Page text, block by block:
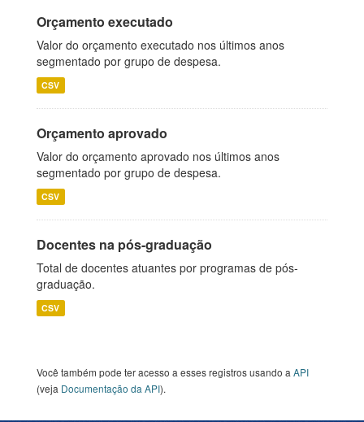
Orçamento executado
Valor do orçamento executado nos últimos anos
segmentado por grupo de despesa.
CSV
Orçamento aprovado
Valor do orçamento aprovado nos últimos anos
segmentado por grupo de despesa.
CSV
Docentes na pós-graduação
Total de docentes atuantes por programas de pós-
graduação.
CSV
Você também pode ter acesso a esses registros usando a API
(veja Documentação da API).